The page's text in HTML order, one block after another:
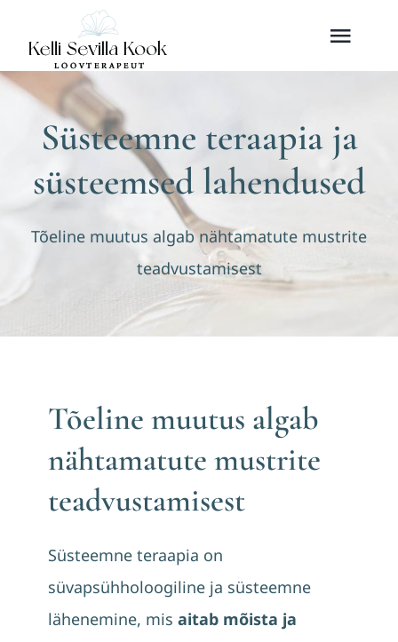
content
Teenused
Kunstiteraapiast
Kontakt
Süsteemne teraapia ja
süsteemsed lahendused
Tõeline muutus algab nähtamatute mustrite
teadvustamisest
Tõeline muutus algab
nähtamatute mustrite
teadvustamisest
Süsteemne teraapia on
süvapsühholoogiline ja süsteemne
lähenemine, mis aitab mõista ja